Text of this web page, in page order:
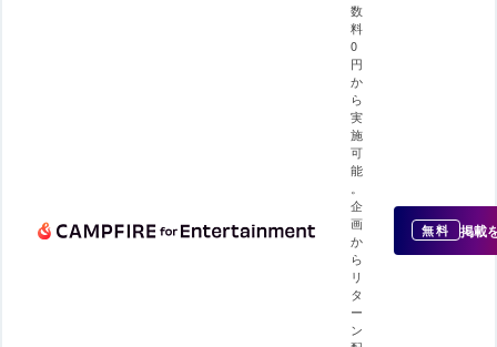
数
料
0
円
か
ら
実
施
可
能
企
画
か
ら
リ
タ
ー
ン
無料 掲載